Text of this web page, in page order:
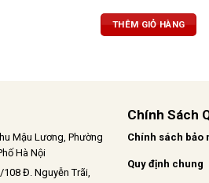
tượng và vô cùng sang trọng,
phản chiếu màu hồng ngọc. Mùi
THÊM GIỎ HÀNG
Mậu Lương, Phường
Hà Nội
108 Đ. Nguyễn Trãi,
Chính Sách
Chính sách bảo
Quy định chung